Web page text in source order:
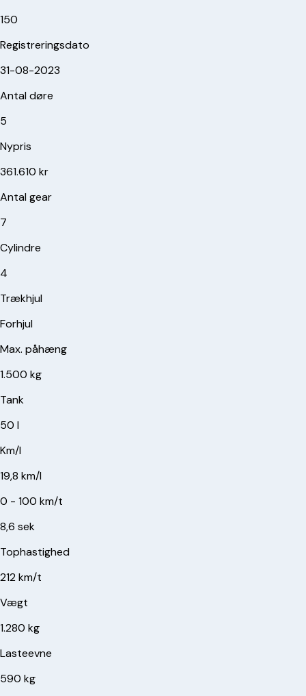
150
Registreringsdato
31-08-2023
Antal døre
5
Nypris
361.610 kr
Antal gear
7
Cylindre
4
Trækhjul
Forhjul
Max. påhæng
1.500 kg
Tank
50 l
Km/l
19,8 km/l
0 - 100 km/t
8,6 sek
Tophastighed
212 km/t
Vægt
1.280 kg
Lasteevne
590 kg